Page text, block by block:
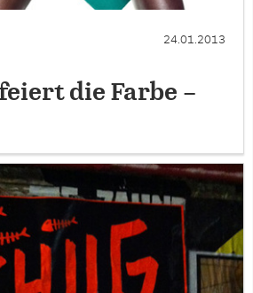
24.01.2013
die Farbe –